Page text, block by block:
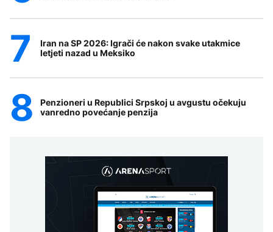
Iran na SP 2026: Igrači će nakon svake utakmice
letjeti nazad u Meksiko
Penzioneri u Republici Srpskoj u avgustu očekuju
vanredno povećanje penzija